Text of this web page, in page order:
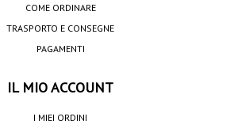
COME ORDINARE
TRASPORTO E CONSEGNE
PAGAMENTI
IL MIO ACCOUNT
I MIEI ORDINI